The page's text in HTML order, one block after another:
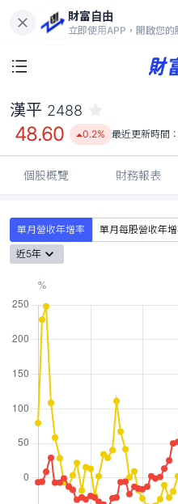
財富自由
立即使用APP，開啟您的
48.60
漢平 2488
48.60 0.2% 最近更新時間：
個股概覽 財務報表
單月營收年增率 單月每股營收年
近5年